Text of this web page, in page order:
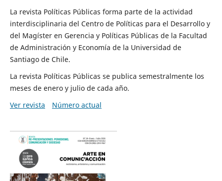
La revista Políticas Públicas forma parte de la actividad
interdisciplinaria del Centro de Políticas para el Desarrollo y
del Magíster en Gerencia y Políticas Públicas de la Facultad
de Administración y Economía de la Universidad de
Santiago de Chile.
La revista Políticas Públicas se publica semestralmente los
meses de enero y julio de cada año.
Ver revista
Número actual